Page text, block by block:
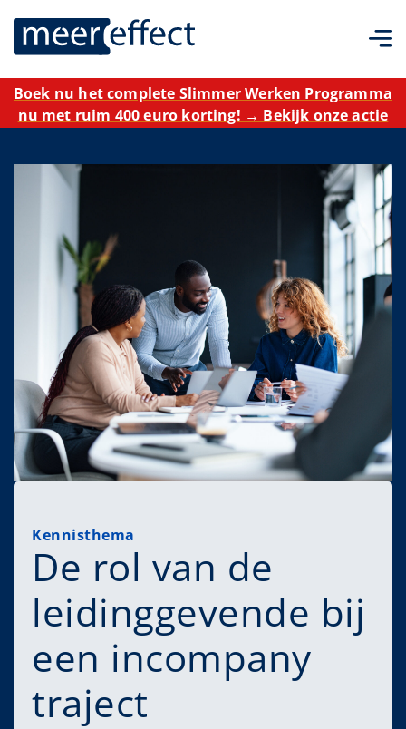
Boek nu het complete Slimmer Werken Programma
nu met ruim 400 euro korting! → Bekijk onze actie
Kennisthema
De rol van de
leidinggevende bij
een incompany
traject